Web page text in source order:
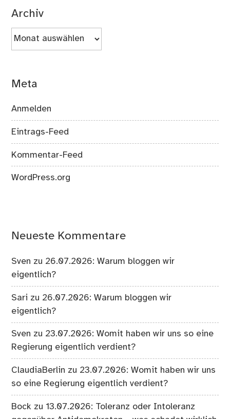
Archiv
Archiv
Meta
Anmelden
Eintrags-Feed
Kommentar-Feed
WordPress.org
Neueste Kommentare
Sven zu 26.07.2026: Warum bloggen wir
eigentlich?
Sari zu 26.07.2026: Warum bloggen wir
eigentlich?
Sven zu 23.07.2026: Womit haben wir uns so eine
Regierung eigentlich verdient?
ClaudiaBerlin zu 23.07.2026: Womit haben wir uns
so eine Regierung eigentlich verdient?
Bock zu13.07.2026: Toleranz oder Intoleranz